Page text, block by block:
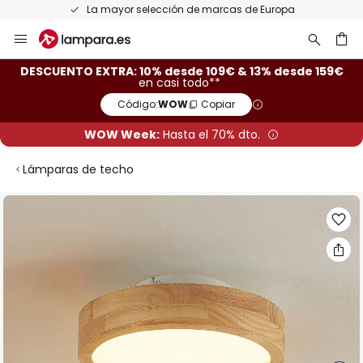
La mayor selección de marcas de Europa
al
contenido
DESCUENTO EXTRA: 10% desde 109€ & 13% desde 159€
en casi todo**
Código:WOW Copiar
WOW Week: Hasta el 70% dto.
Lámparas de techo
Saltar